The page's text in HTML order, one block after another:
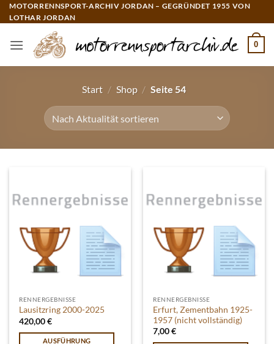
Zum
Inhalt
MOTORRENNSPORT-ARCHIV JORDAN – GEGRÜNDET 1955 VON
LOTHAR JORDAN
0
Start / Shop / Seite 54
RENNERGEBNISSE
Lausitzring 2000-2025
420,00€
AUSFÜHRUNG
RENNERGEBNISSE
Erfurt, Zementbahn 1925-
1957 (nicht vollständig)
7,00€